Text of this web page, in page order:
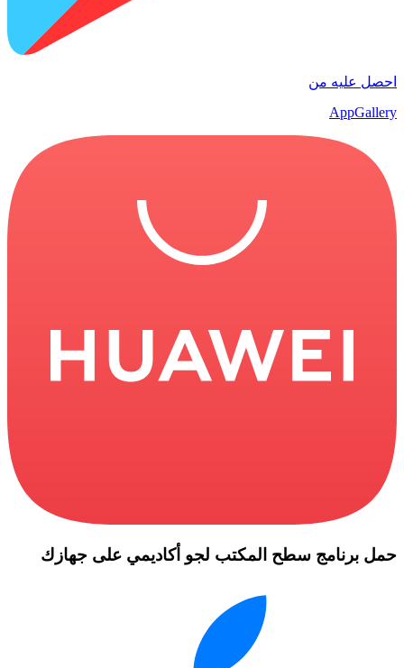
احصل عليه من
AppGallery
حمل برنامج سطح المكتب لجو أكاديمي على جهازك